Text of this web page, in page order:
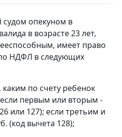
опекуном в
в возрасте 23 лет,
имеет право
НДФЛ в следующих
каким по счету ребенок
первым или вторым -
или 127); если третьим и
(код вычета 128);